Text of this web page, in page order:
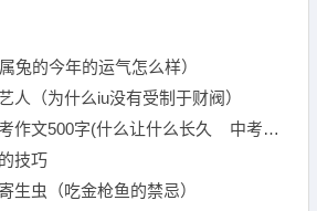
兔的今年的运气怎么样）
人（为什么iu没有受制于财阀）
文500字(什么让什么长久 中考作文）
技巧
生虫（吃金枪鱼的禁忌）